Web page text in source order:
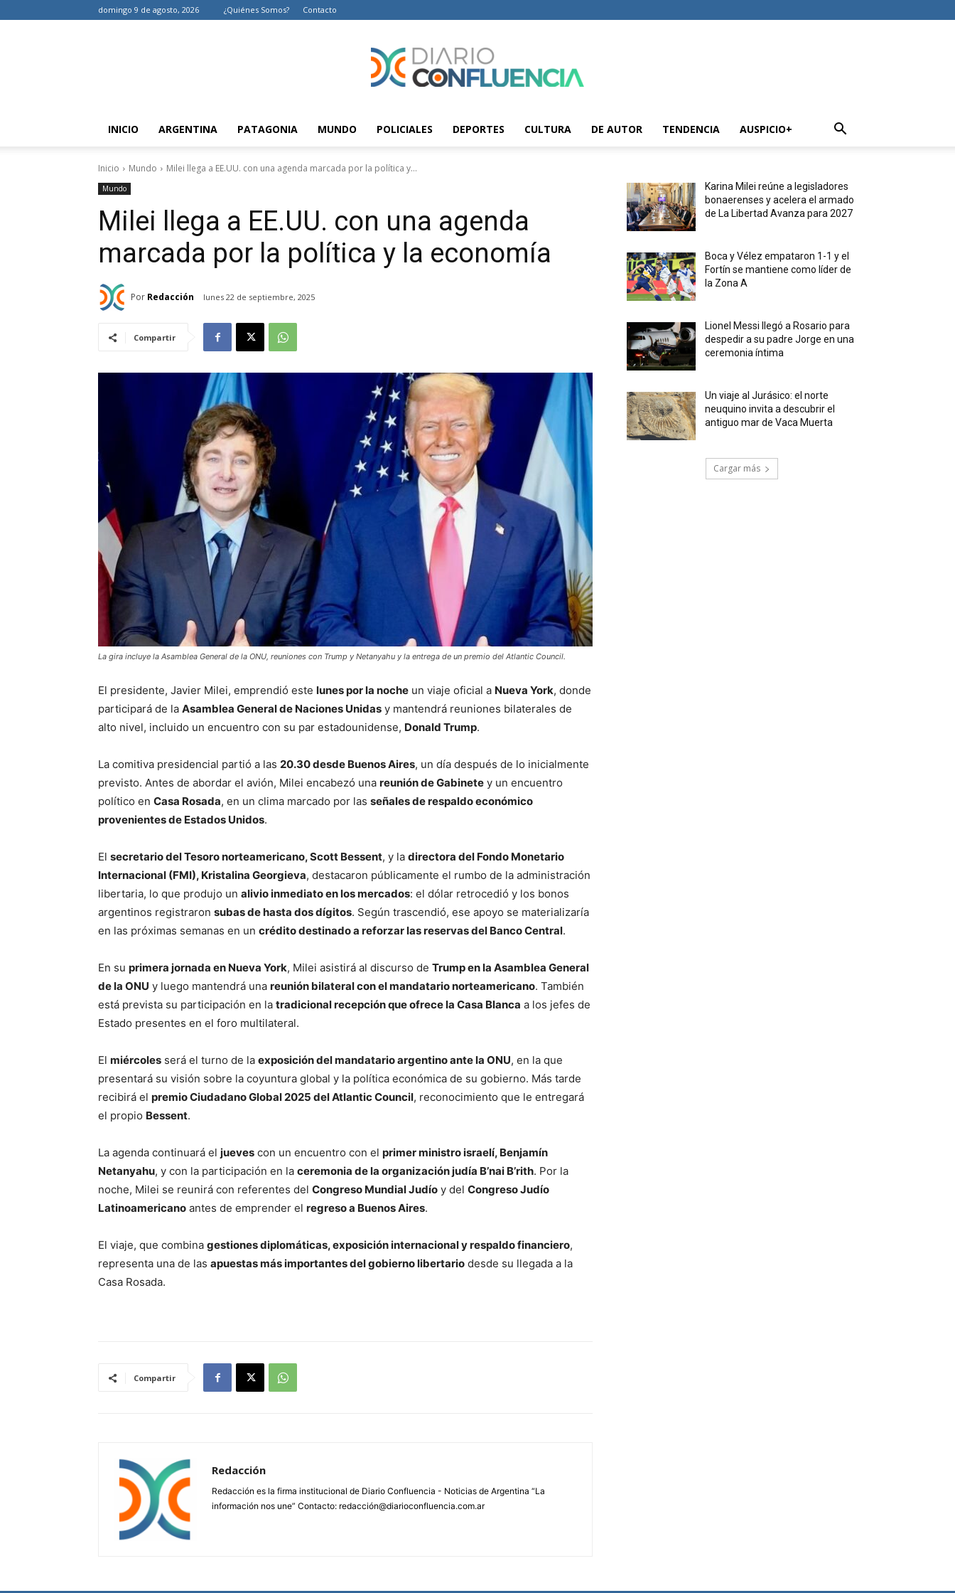
domingo 9 de agosto, 2026 ¿Quiénes Somos? Contacto
Diario
Confluencia
Noticias
de
INICIO ARGENTINA PATAGONIA MUNDO POLICIALES DEPORTES CULTURA DE AUTOR TENDENCIA AUSPICIO+
Inicio Mundo Milei llega a EE.UU. con una agenda marcada por la política y...
Mundo
Milei llega a EE.UU. con una agenda
marcada por la política y la economía
Por Redacción lunes 22 de septiembre, 2025
Compartir
La gira incluye la Asamblea General de la ONU, reuniones con Trump y Netanyahu y la entrega de un premio del Atlantic Council.
El presidente, Javier Milei, emprendió este lunes por la noche un viaje oficial a Nueva York, donde
participará de la Asamblea General de Naciones Unidas y mantendrá reuniones bilaterales de
alto nivel, incluido un encuentro con su par estadounidense, Donald Trump.
La comitiva presidencial partió a las 20.30 desde Buenos Aires, un día después de lo inicialmente
previsto. Antes de abordar el avión, Milei encabezó una reunión de Gabinete y un encuentro
político en Casa Rosada, en un clima marcado por las señales de respaldo económico
provenientes de Estados Unidos.
El secretario del Tesoro norteamericano, Scott Bessent, y la directora del Fondo Monetario
Internacional (FMI), Kristalina Georgieva, destacaron públicamente el rumbo de la administración
libertaria, lo que produjo un alivio inmediato en los mercados: el dólar retrocedió y los bonos
argentinos registraron subas de hasta dos dígitos. Según trascendió, ese apoyo se materializaría
en las próximas semanas en un crédito destinado a reforzar las reservas del Banco Central.
En su primera jornada en Nueva York, Milei asistirá al discurso de Trump en la Asamblea General
de la ONU y luego mantendrá una reunión bilateral con el mandatario norteamericano. También
está prevista su participación en la tradicional recepción que ofrece la Casa Blanca a los jefes de
Estado presentes en el foro multilateral.
El miércoles será el turno de la exposición del mandatario argentino ante la ONU, en la que
presentará su visión sobre la coyuntura global y la política económica de su gobierno. Más tarde
recibirá el premio Ciudadano Global 2025 del Atlantic Council, reconocimiento que le entregará
el propio Bessent.
La agenda continuará el jueves con un encuentro con el primer ministro israelí, Benjamín
Netanyahu, y con la participación en la ceremonia de la organización judía B’nai B’rith. Por la
noche, Milei se reunirá con referentes del Congreso Mundial Judío y del Congreso Judío
Latinoamericano antes de emprender el regreso a Buenos Aires.
El viaje, que combina gestiones diplomáticas, exposición internacional y respaldo financiero,
representa una de las apuestas más importantes del gobierno libertario desde su llegada a la
Casa Rosada.
Compartir
Redacción
Redacción es la firma institucional de Diario Confluencia - Noticias de Argentina “La
información nos une” Contacto: redacción@diarioconfluencia.com.ar
Karina Milei reúne a legisladores
bonaerenses y acelera el armado
de La Libertad Avanza para 2027
Boca y Vélez empataron 1-1 y el
Fortín se mantiene como líder de
la Zona A
Lionel Messi llegó a Rosario para
despedir a su padre Jorge en una
ceremonia íntima
Un viaje al Jurásico: el norte
neuquino invita a descubrir el
antiguo mar de Vaca Muerta
Cargar más